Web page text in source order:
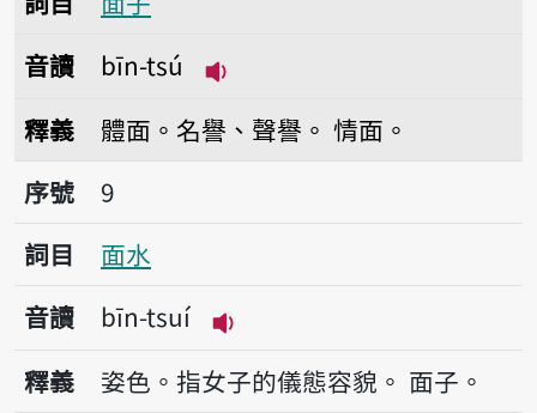
音讀
bīn-tsú
釋義 體面。名譽、聲譽。 情面。
序號9面水
序號
9
詞目
面水
音讀
bīn-tsuí
播放音讀bīn-tsuí
釋義 姿色。指女子的儀態容貌。 面子。